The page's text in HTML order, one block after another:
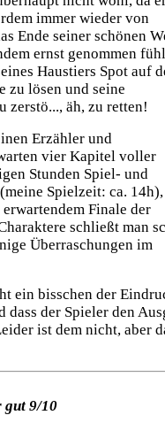
immer wieder von
Ende seiner schönen
ernst genommen
Haustiers Spot auf
zu lösen und seine
zerstö..., äh, zu retten!
Erzähler und
vier Kapitel voller
Stunden Spiel- und
Spielzeit: ca.
Finale der
schließt man
Überraschungen im
ein bisschen der
dass der Spieler den
ist dem nicht, aber
gut 9/10